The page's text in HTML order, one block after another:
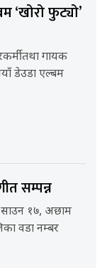
‘खोरो फुट्यो’
तथा गायक
डेउडा एल्बम
सम्पन्न
साउन १७, अछाम
वडा नम्बर